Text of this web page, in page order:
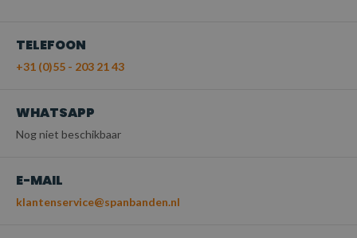
TELEFOON
+31 (0)55 - 203 21 43
WHATSAPP
Nog niet beschikbaar
E-MAIL
klantenservice@spanbanden.nl